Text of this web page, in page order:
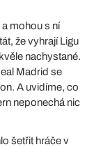
mohou s ní
že vyhrají Ligu
nachystané.
Madrid se
A uvidíme, co
neponechá nic
šetřit hráče v